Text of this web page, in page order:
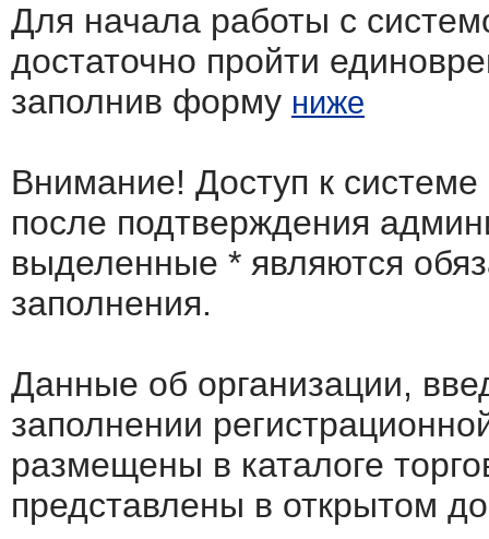
Для начала работы с
достаточно пройти
заполнив форму ниже
Внимание! Доступ к
после подтверждения
выделенные * являются
заполнения.
Данные об организации,
заполнении
размещены в каталоге
представлены в открытом